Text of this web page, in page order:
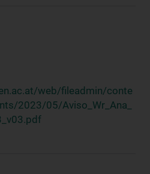
web/fileadmin/conte
2023/05/Aviso_Wr_Ana_